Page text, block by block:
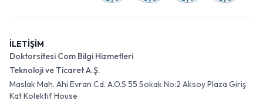
İLETİŞİM
Doktorsitesi Com Bilgi Hizmetleri
Teknoloji ve Ticaret A.Ş.
Maslak Mah. Ahi Evran Cd. A.O.S 55 Sokak No:2 Aksoy Plaza Giriş
Kat Kolektif House